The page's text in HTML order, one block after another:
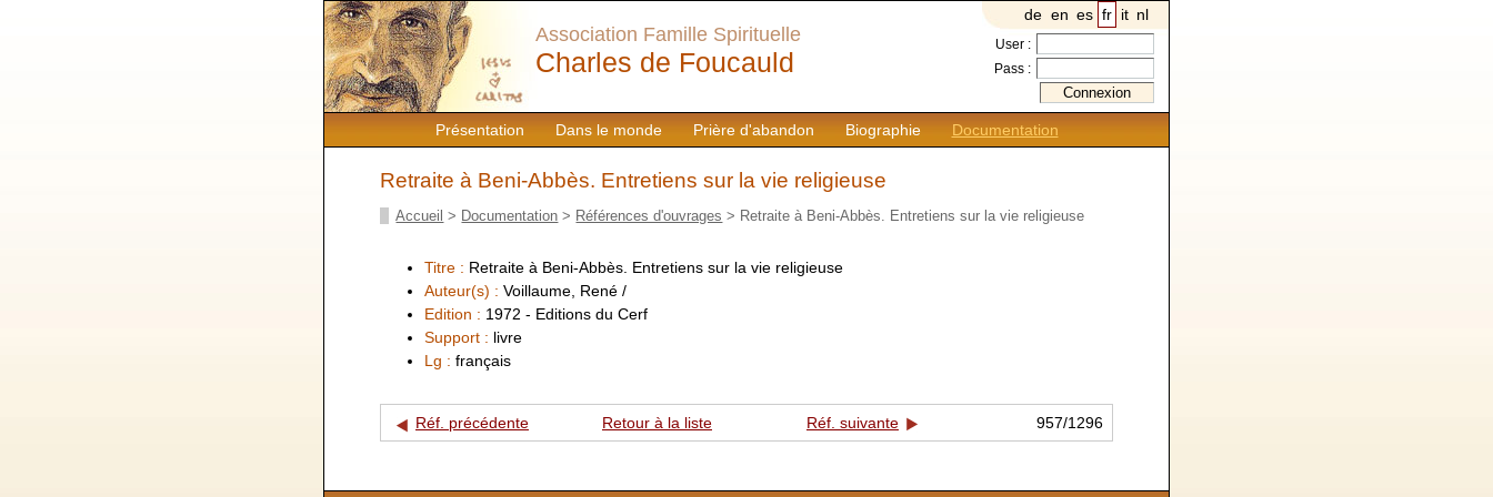
Présentation Dans le monde Prière d'abandon Biographie Documentation
Association Famille Spirituelle
Charles de Foucauld
de en es fr it nl
User :
Pass :
Retraite à Beni-Abbès. Entretiens sur la vie religieuse
Accueil > Documentation > Références d'ouvrages > Retraite à Beni-Abbès. Entretiens sur la vie religieuse
Titre : Retraite à Beni-Abbès. Entretiens sur la vie religieuse
Auteur(s) : Voillaume, René /
Edition : 1972 - Editions du Cerf
Support : livre
Lg : français
Réf. précédente Retour à la liste Réf. suivante 957/1296